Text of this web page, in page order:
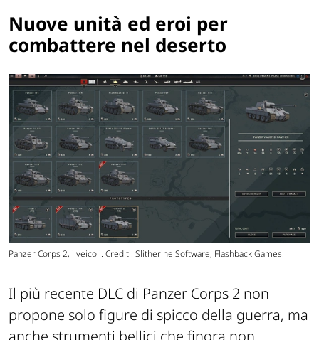
Nuove unità ed eroi per
combattere nel deserto
Panzer Corps 2, i veicoli. Crediti: Slitherine Software, Flashback Games.
Il più recente DLC di Panzer Corps 2 non
propone solo figure di spicco della guerra, ma